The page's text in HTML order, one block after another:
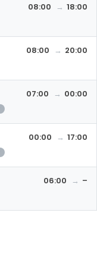
08:00 18:00
08:00 20:00
07:00 00:00
00:00 17:00
06:00 –